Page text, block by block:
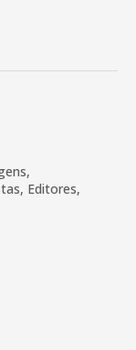
Editores,